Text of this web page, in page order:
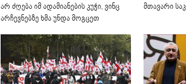
არ ძღება იმ ადამიანების კუჭი, ვინც
არჩევნებზე ხმა უნდა მოგცეთ
მთავარი